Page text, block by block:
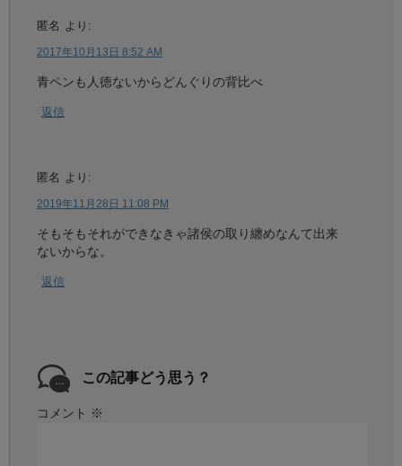
匿名 より:
2017年10月13日 8:52 AM
青ペンも人徳ないからどんぐりの背比べ
返信
匿名 より:
2019年11月28日 11:08 PM
そもそもそれができなきゃ諸侯の取り纏めなんて出来
ないからな。
返信
この記事どう思う？
コメント ※